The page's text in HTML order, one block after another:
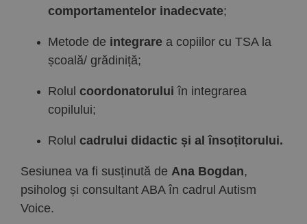
comportamentelor inadecvate;
Metode de integrare a copiilor cu TSA la
școală/ grădiniță;
Rolul coordonatorului în integrarea
copilului;
Rolul cadrului didactic și al însoțitorului.
Sesiunea va fi susținută de Ana Bogdan,
psiholog și consultant ABA în cadrul Autism
Voice.